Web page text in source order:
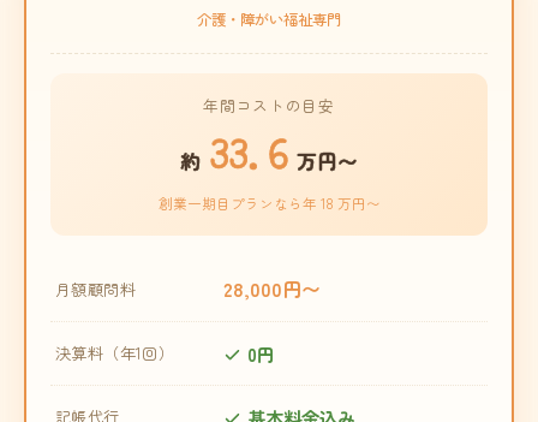
介護・障がい福祉専門
年間コストの目安
約 33.6 万円〜
創業一期目プランなら年 18 万円〜
月額顧問料 28,000円〜
決算料（年1回） 0円
記帳代行